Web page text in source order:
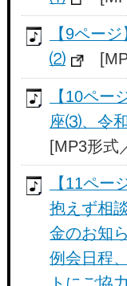
【9ペー
⑵
【10ペー
座⑶、令
[MP3形式
【11ペー
抱えず相
金のお知
例会日程